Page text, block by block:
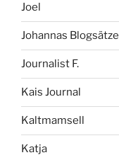
Joel
Johannas Blogsätze
Journalist F.
Kais Journal
Kaltmamsell
Katja